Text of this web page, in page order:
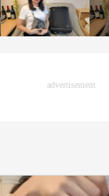
advertisement